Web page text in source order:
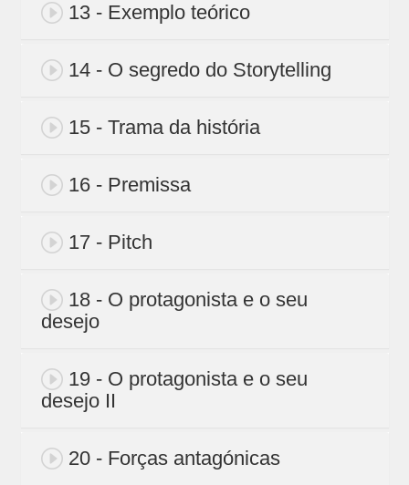
13 - Exemplo teórico
14 - O segredo do Storytelling
15 - Trama da história
16 - Premissa
17 - Pitch
18 - O protagonista e o seu
desejo
19 - O protagonista e o seu
desejo II
20 - Forças antagónicas